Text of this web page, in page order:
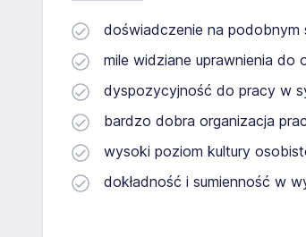
doświadczenie na podobnym
mile widziane uprawnienia do
dyspozycyjność do pracy w
bardzo dobra organizacja
wysoki poziom kultury
dokładność i sumienność w